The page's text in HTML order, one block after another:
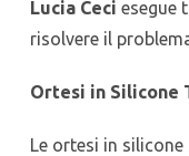
Lucia Ceci esegue
risolvere il
Ortesi in Silicone
Le ortesi in